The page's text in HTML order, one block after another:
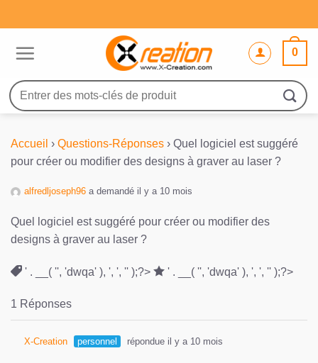
au
0
Recherche
pour :
Accueil › Questions-Réponses › Quel logiciel est suggéré
pour créer ou modifier des designs à graver au laser ?
alfredljoseph96 a demandé il y a 10 mois
Quel logiciel est suggéré pour créer ou modifier des
designs à graver au laser ?
' . __( '', 'dwqa' ), ', ', '' );?> ' . __( '', 'dwqa' ), ', ', '' );?>
1 Réponses
X-Creation personnel répondue il y a 10 mois